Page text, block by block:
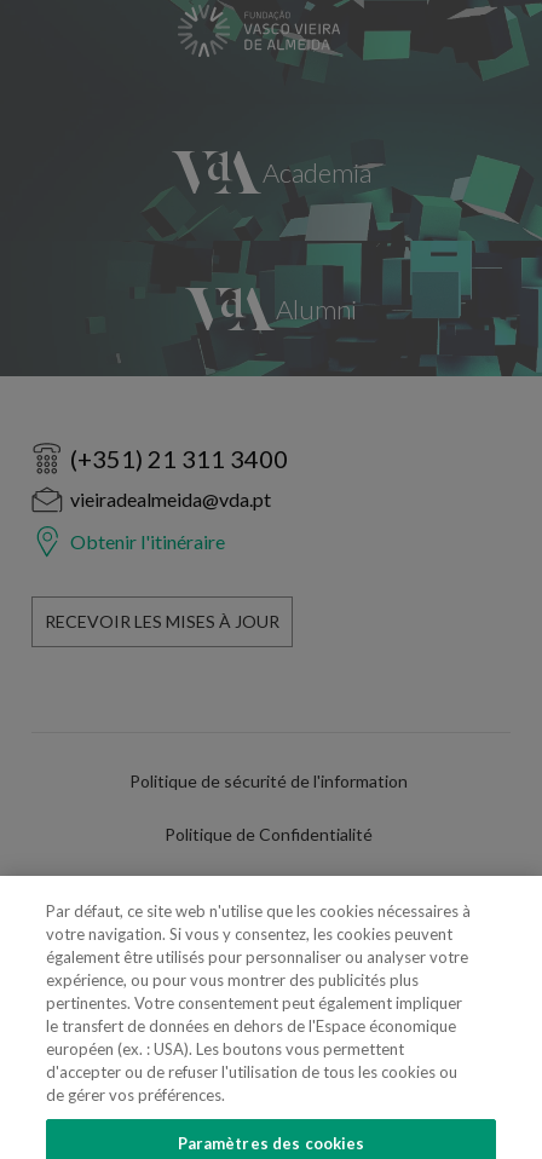
(+351) 21 311 3400
vieiradealmeida@vda.pt
Obtenir l'itinéraire
RECEVOIR LES MISES À JOUR
Politique de sécurité de l'information
Politique de Confidentialité
Politique de Cookies
Paramètres des cookies
Utilisation Frauduleuse du Nom/Brand
Par défaut, ce site web n'utilise que les cookies nécessaires à
votre navigation. Si vous y consentez, les cookies peuvent
également être utilisés pour personnaliser ou analyser votre
expérience, ou pour vous montrer des publicités plus
pertinentes. Votre consentement peut également impliquer
le transfert de données en dehors de l'Espace économique
européen (ex. : USA). Les boutons vous permettent
d'accepter ou de refuser l'utilisation de tous les cookies ou
de gérer vos préférences.
Paramètres des cookies